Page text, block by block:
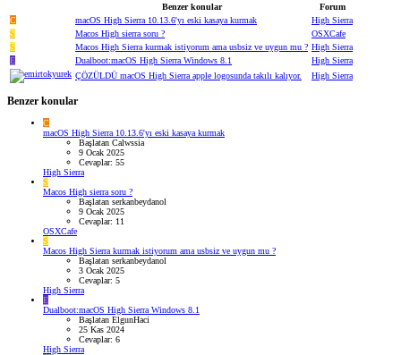
Benzer konular
Forum
C
macOS High Sierra 10.13.6'yı eski kasaya kurmak
High Sierra
S
Macos High sierra soru ?
OSXCafe
S
Macos High Sierra kurmak istiyorum ama usbsiz ve uygun mu ? High Sierra
E
Dualboot:macOS High Sierra Windows 8.1
High Sierra
ÇÖZÜLDÜ macOS High Sierra apple logosunda takılı kalıyor. High Sierra
Benzer konular
C
macOS High Sierra 10.13.6'yı eski kasaya kurmak
Başlatan Calwssia
9 Ocak 2025
Cevaplar: 55
High Sierra
S
Macos High sierra soru ?
Başlatan serkanbeydanol
9 Ocak 2025
Cevaplar: 11
OSXCafe
S
Macos High Sierra kurmak istiyorum ama usbsiz ve uygun mu ?
Başlatan serkanbeydanol
3 Ocak 2025
Cevaplar: 5
High Sierra
E
Dualboot:macOS High Sierra Windows 8.1
Başlatan ElgunHaci
25 Kas 2024
Cevaplar: 6
High Sierra